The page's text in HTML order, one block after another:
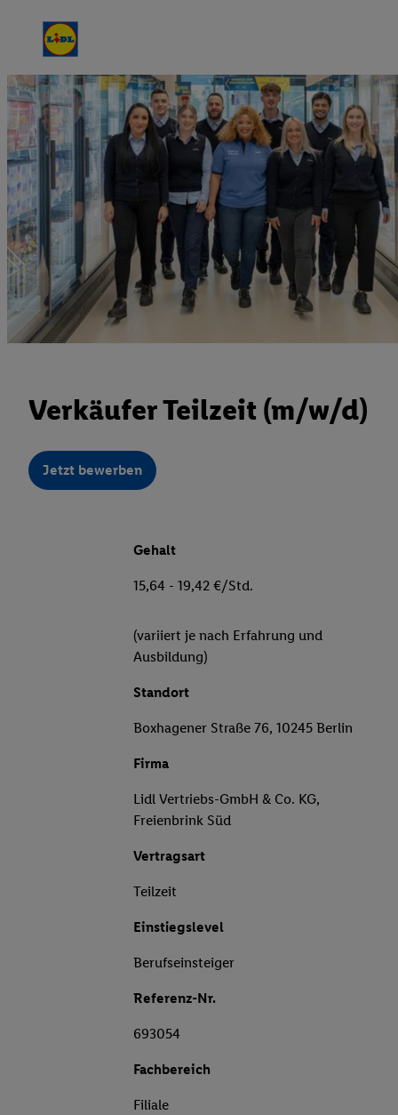
Verkäufer Teilzeit (m/w/d)
Jetzt bewerben
Gehalt
15,64 - 19,42 €/Std.
(variiert je nach Erfahrung und
Ausbildung)
Standort
Boxhagener Straße 76, 10245 Berlin
Firma
Lidl Vertriebs-GmbH & Co. KG,
Freienbrink Süd
Vertragsart
Teilzeit
Einstiegslevel
Berufseinsteiger
Referenz-Nr.
693054
Fachbereich
Filiale